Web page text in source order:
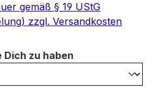
gemäß § 19 UStG
zzgl. Versandkosten
zu haben